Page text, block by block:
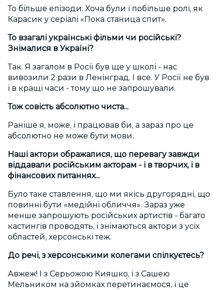
То більше епізоди. Хоча були і побільше ролі, як
Карасик у серіалі «Пока станица спит».
То взагалі українські фільми чи російські?
Знімалися в Україні?
Так. Я загалом в Росії був ще у школі - нас
вивозили 2 рази в Ленінград. І все. У Росії не був
і в кращі часи - тому що не запрошували.
Тож совість абсолютно чиста...
Раніше я, може, і працював би, а зараз про це
абсолютно не може бути мови.
Наші актори ображалися, що перевагу завжди
віддавали російським акторам - і в творчих, і в
фінансових питаннях...
Було таке ставлення, що ми якісь другорядні, що
повинні бути «медійні обличчя». Зараз уже
менше запрошують російських артистів - багато
кастингів проводять, і знімаються актори з усіх
областей, херсонські теж.
До речі, з херсонськими колегами спілкуєтесь?
Авжеж! І з Серьожою Кияшко, і з Сашею
Мельником на зйомках перетинаємося, і це